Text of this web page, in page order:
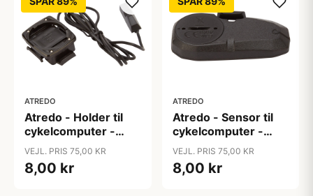
ATREDO
Atredo - Holder til
cykelcomputer -
Med ledning - Plast -
Sort
VEJL. PRIS 75,00 KR
8,00 kr
ATREDO
Atredo - Sensor til
cykelcomputer -
Med CR2032 batteri
- Plast - Sort
VEJL. PRIS 75,00 KR
8,00 kr